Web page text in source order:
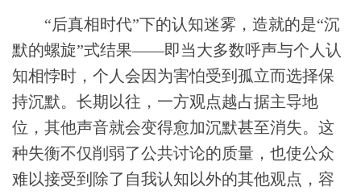
“后真相时代”下的认知迷雾，造就的是“沉
默的螺旋”式结果——即当大多数呼声与个人认
知相悖时，个人会因为害怕受到孤立而选择保
持沉默。长期以往，一方观点越占据主导地
位，其他声音就会变得愈加沉默甚至消失。这
种失衡不仅削弱了公共讨论的质量，也使公众
难以接受到除了自我认知以外的其他观点，容